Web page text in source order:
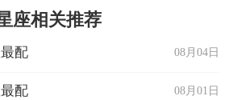
座相关推荐
08月04日
配
08月01日
配